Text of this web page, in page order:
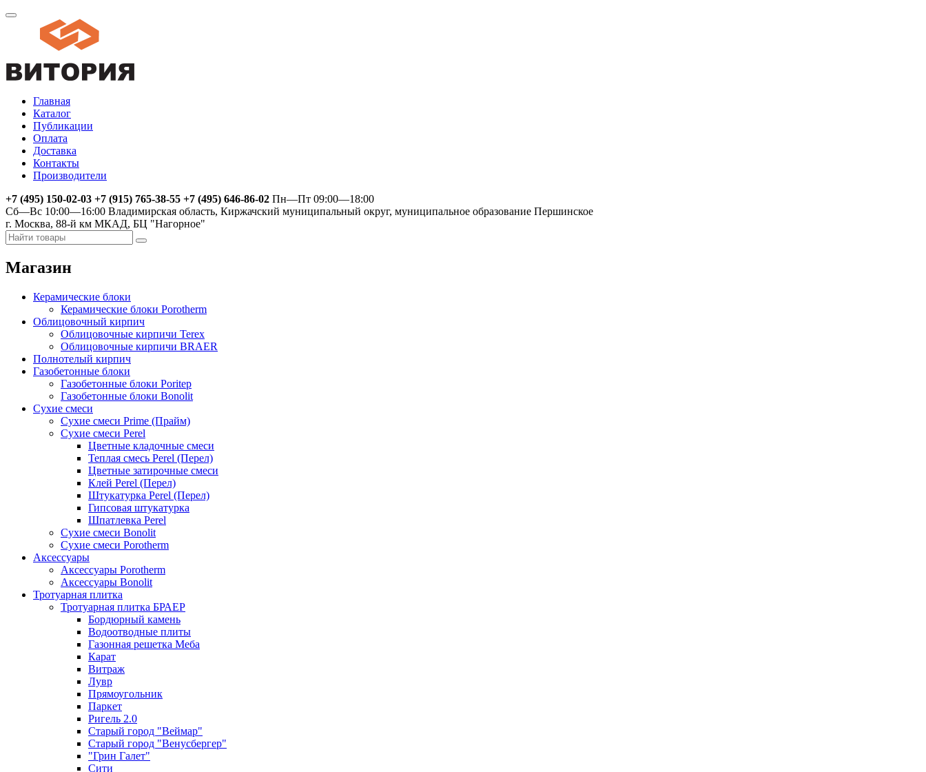
Главная
Каталог
Публикации
Оплата
Доставка
Контакты
Производители
+7 (495) 150-02-03 +7 (915) 765-38-55 +7 (495) 646-86-02 Пн—Пт 09:00—18:00
Сб—Вс 10:00—16:00 Владимирская область, Киржачский муниципальный округ, муниципальное образование Першинское
г. Москва, 88-й км МКАД, БЦ "Нагорное"
Магазин
Керамические блоки
Керамические блоки Porotherm
Облицовочный кирпич
Облицовочные кирпичи Terex
Облицовочные кирпичи BRAER
Полнотелый кирпич
Газобетонные блоки
Газобетонные блоки Poritep
Газобетонные блоки Bonolit
Сухие смеси
Сухие смеси Prime (Прайм)
Сухие смеси Perel
Цветные кладочные смеси
Теплая смесь Perel (Перел)
Цветные затирочные смеси
Клей Perel (Перел)
Штукатурка Perel (Перел)
Гипсовая штукатурка
Шпатлевка Perel
Сухие смеси Bonolit
Сухие смеси Porotherm
Аксессуары
Аксессуары Porotherm
Аксессуары Bonolit
Тротуарная плитка
Тротуарная плитка БРАЕР
Бордюрный камень
Водоотводные плиты
Газонная решетка Меба
Карат
Витраж
Лувр
Прямоугольник
Паркет
Ригель 2.0
Старый город "Веймар"
Старый город "Венусбергер"
"Грин Галет"
Сити